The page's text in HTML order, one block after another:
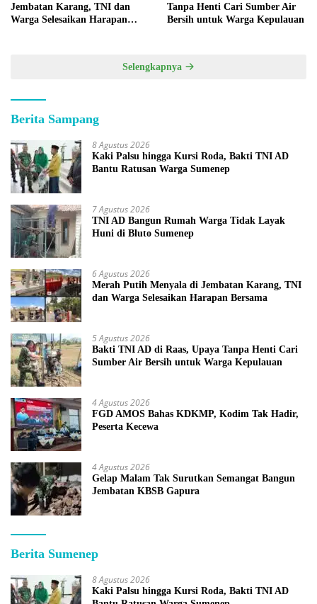
Jembatan Karang, TNI dan
Warga Selesaikan Harapan
Tanpa Henti Cari Sumber Air
Bersih untuk Warga Kepulauan
Selengkapnya
Berita Sampang
8 Agustus 2026
Kaki Palsu hingga Kursi Roda, Bakti TNI AD
Bantu Ratusan Warga Sumenep
7 Agustus 2026
TNI AD Bangun Rumah Warga Tidak Layak
Huni di Bluto Sumenep
6 Agustus 2026
Merah Putih Menyala di Jembatan Karang, TNI
dan Warga Selesaikan Harapan Bersama
5 Agustus 2026
Bakti TNI AD di Raas, Upaya Tanpa Henti Cari
Sumber Air Bersih untuk Warga Kepulauan
4 Agustus 2026
FGD AMOS Bahas KDKMP, Kodim Tak Hadir,
Peserta Kecewa
4 Agustus 2026
Gelap Malam Tak Surutkan Semangat Bangun
Jembatan KBSB Gapura
Berita Sumenep
8 Agustus 2026
Kaki Palsu hingga Kursi Roda, Bakti TNI AD